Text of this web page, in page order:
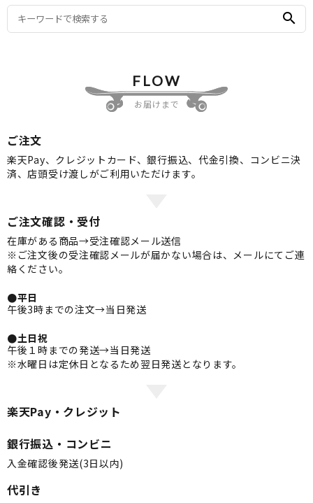
search
FLOW
お届けまで
ご注文
楽天Pay、クレジットカード、銀行振込、代金引換、コンビニ決
済、店頭受け渡しがご利用いただけます。
ご注文確認・受付
在庫がある商品→受注確認メール送信
※ご注文後の受注確認メールが届かない場合は、メールにてご連
絡ください。
●平日
午後3時までの注文→当日発送
●土日祝
午後１時までの発送→当日発送
※水曜日は定休日となるため翌日発送となります。
楽天Pay・クレジット
銀行振込・コンビニ
入金確認後発送(3日以内)
代引き